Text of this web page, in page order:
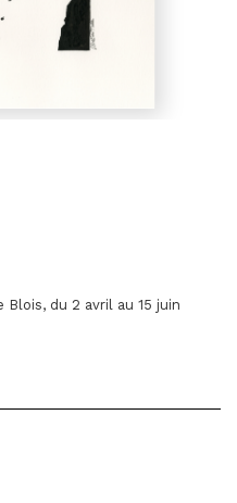
Blois, du 2 avril au 15 juin